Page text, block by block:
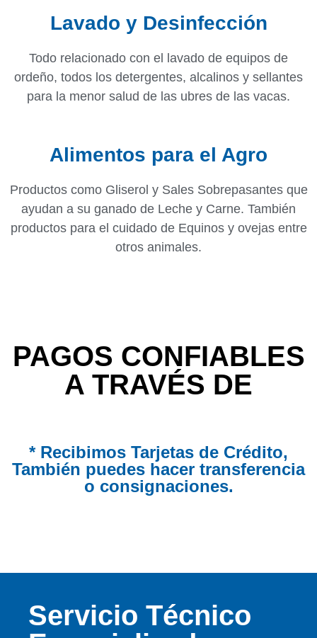
Lavado y Desinfección
Todo relacionado con el lavado de equipos de
ordeño, todos los detergentes, alcalinos y sellantes
para la menor salud de las ubres de las vacas.
Alimentos para el Agro
Productos como Gliserol y Sales Sobrepasantes que
ayudan a su ganado de Leche y Carne. También
productos para el cuidado de Equinos y ovejas entre
otros animales.
PAGOS CONFIABLES
A TRAVÉS DE
* Recibimos Tarjetas de Crédito,
También puedes hacer transferencia
o consignaciones.
Servicio Técnico